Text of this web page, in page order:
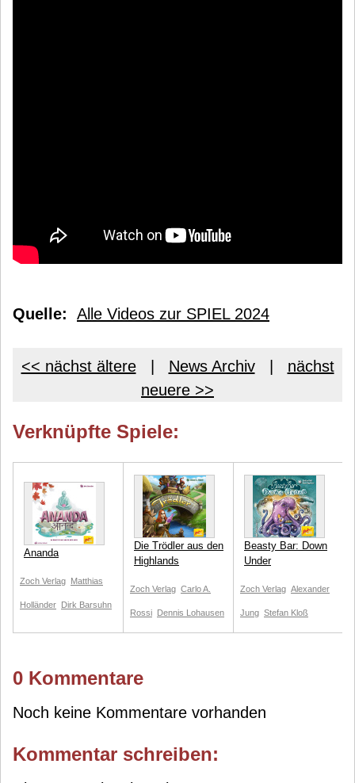
Quelle: Alle Videos zur SPIEL 2024
<< nächst ältere| News Archiv| nächst
neuere >>
Verknüpfte Spiele:
Ananda
Zoch Verlag Matthias
Holländer Dirk Barsuhn
Die Trödler aus den
Highlands
Zoch Verlag Carlo A.
Rossi Dennis Lohausen
Beasty Bar: Down
Under
Zoch Verlag Alexander
Jung Stefan Kloß
0 Kommentare
Noch keine Kommentare vorhanden
Kommentar schreiben: